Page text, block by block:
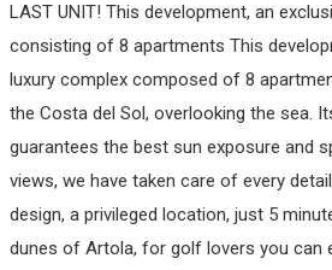
LAST UNIT! This development, an
consisting of 8 apartments This
luxury complex composed of 8
the Costa del Sol, overlooking the sea.
guarantees the best sun exposure and
views, we have taken care of every
design, a privileged location, just 5
dunes of ‌Artola, ‌for ‌golf ‌lovers ‌you can